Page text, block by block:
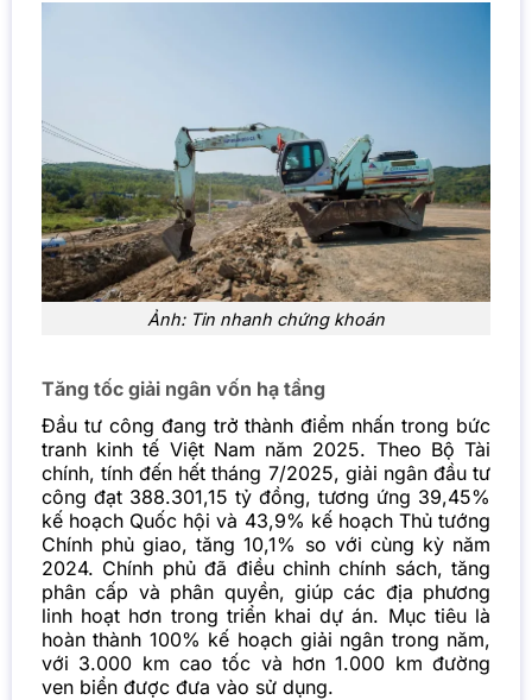
Ảnh: Tin nhanh chứng khoán
Tăng tốc giải ngân vốn hạ tầng
Đầu tư công đang trở thành điểm nhấn trong bức
tranh kinh tế Việt Nam năm 2025. Theo Bộ Tài
chính, tính đến hết tháng 7/2025, giải ngân đầu tư
công đạt 388.301,15 tỷ đồng, tương ứng 39,45%
kế hoạch Quốc hội và 43,9% kế hoạch Thủ tướng
Chính phủ giao, tăng 10,1% so với cùng kỳ năm
2024. Chính phủ đã điều chỉnh chính sách, tăng
phân cấp và phân quyền, giúp các địa phương
linh hoạt hơn trong triển khai dự án. Mục tiêu là
hoàn thành 100% kế hoạch giải ngân trong năm,
với 3.000 km cao tốc và hơn 1.000 km đường
ven biển được đưa vào sử dụng.